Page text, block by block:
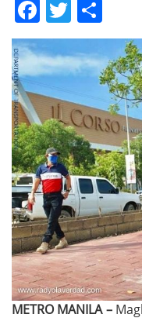
Facebook
Twitter
METRO MANILA –